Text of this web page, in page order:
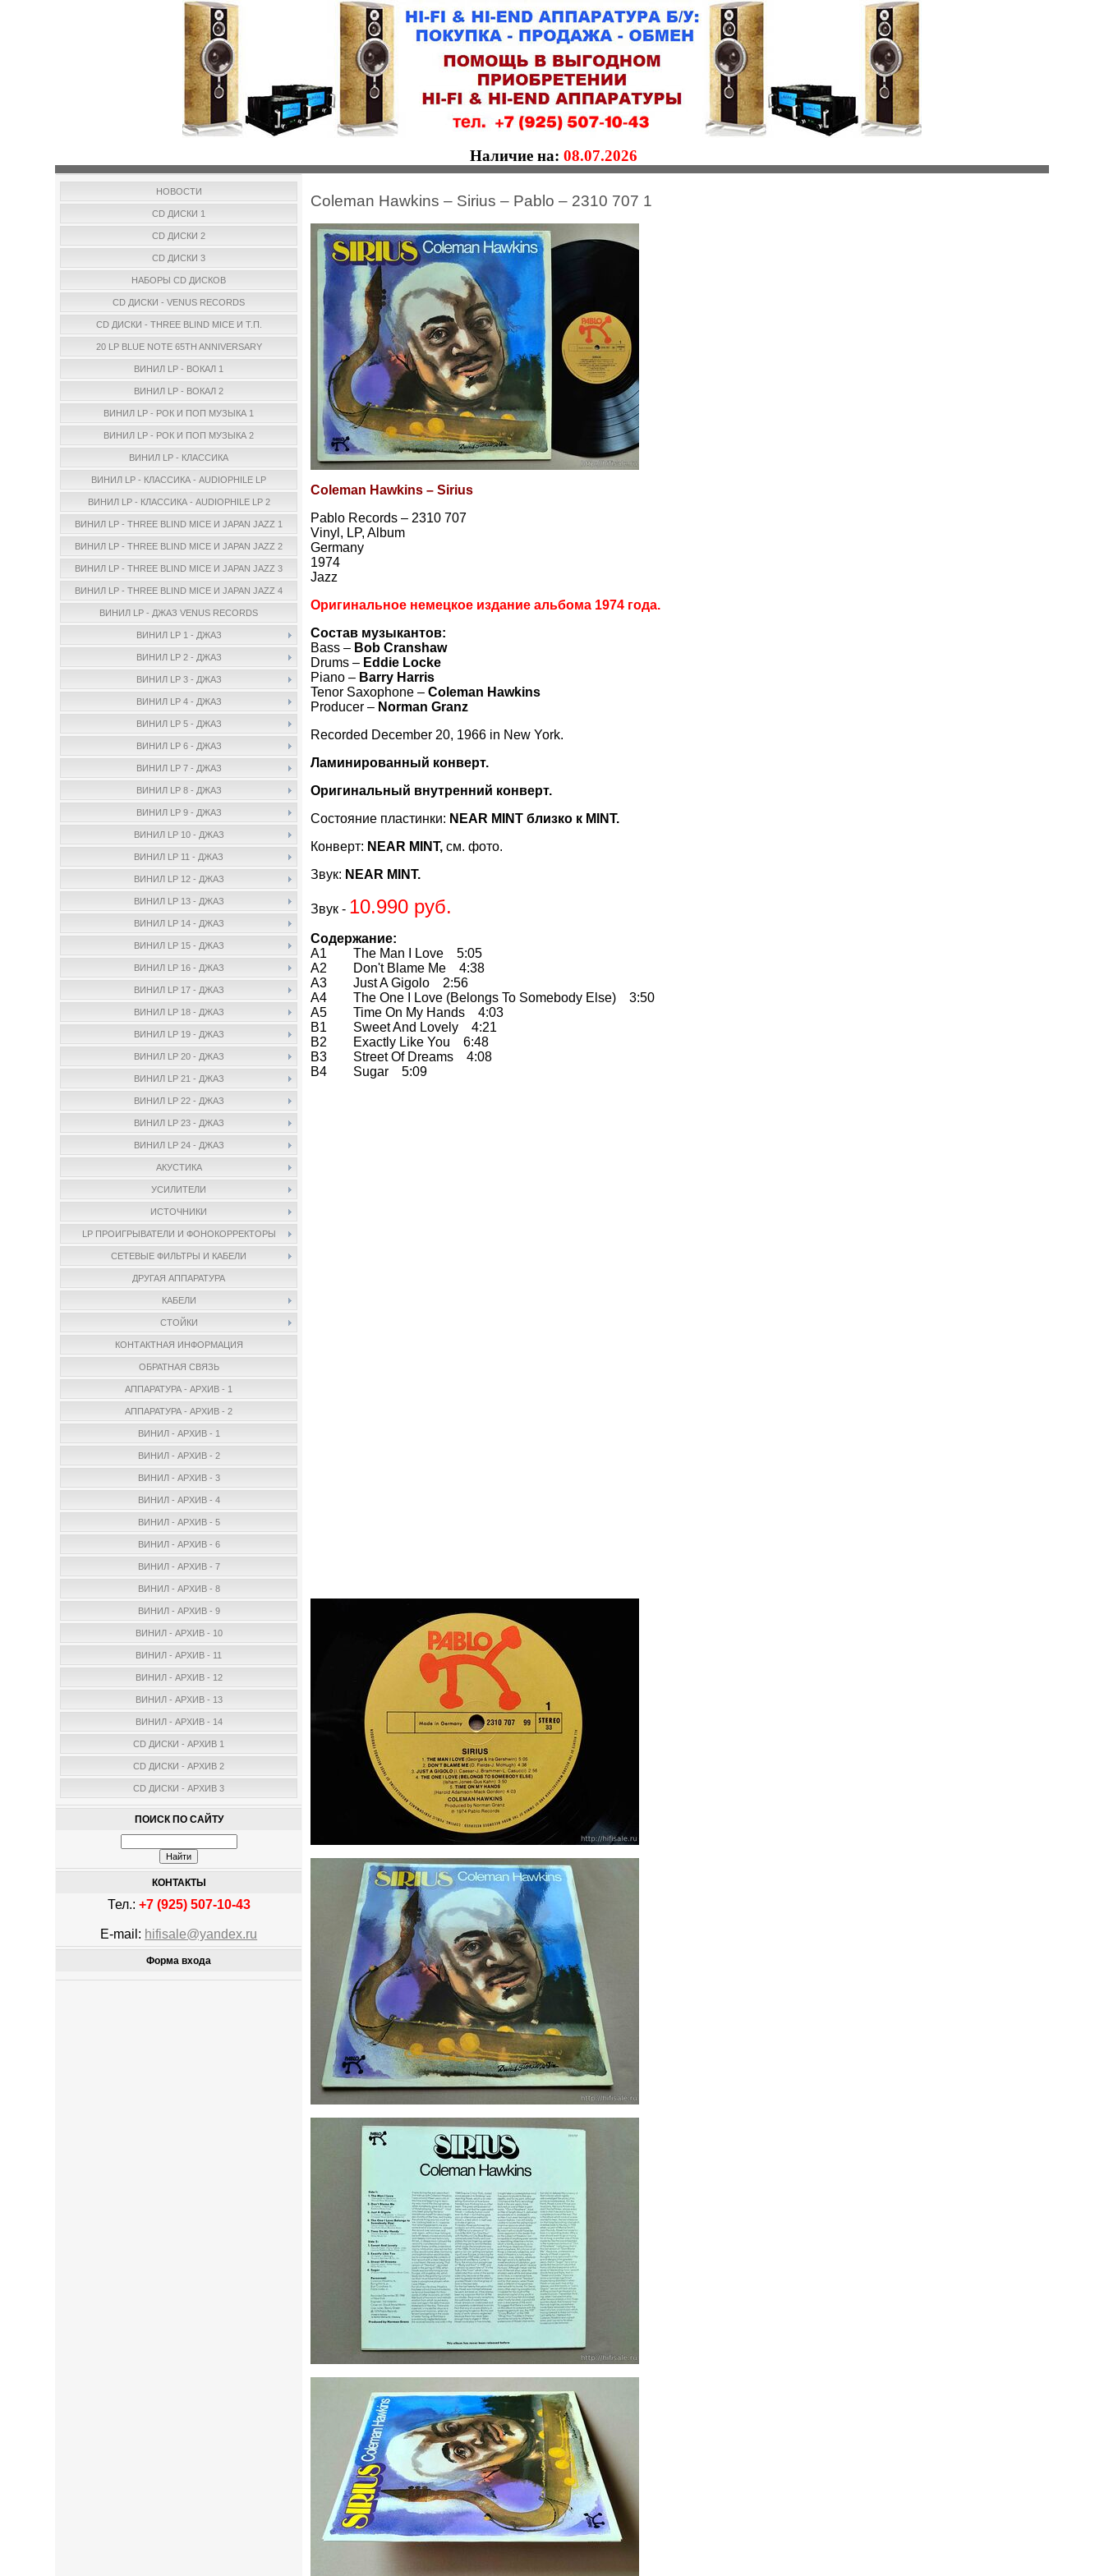
Наличие на: 08.07.2026
НОВОСТИ
CD ДИСКИ 1
CD ДИСКИ 2
CD ДИСКИ 3
НАБОРЫ CD ДИСКОВ
CD ДИСКИ - VENUS RECORDS
CD ДИСКИ - THREE BLIND MICE И Т.П.
20 LP BLUE NOTE 65TH ANNIVERSARY
ВИНИЛ LP - ВОКАЛ 1
ВИНИЛ LP - ВОКАЛ 2
ВИНИЛ LP - РОК И ПОП МУЗЫКА 1
ВИНИЛ LP - РОК И ПОП МУЗЫКА 2
ВИНИЛ LP - КЛАССИКА
ВИНИЛ LP - КЛАССИКА - AUDIOPHILE LP
ВИНИЛ LP - КЛАССИКА - AUDIOPHILE LP 2
ВИНИЛ LP - THREE BLIND MICE И JAPAN JAZZ 1
ВИНИЛ LP - THREE BLIND MICE И JAPAN JAZZ 2
ВИНИЛ LP - THREE BLIND MICE И JAPAN JAZZ 3
ВИНИЛ LP - THREE BLIND MICE И JAPAN JAZZ 4
ВИНИЛ LP - ДЖАЗ VENUS RECORDS
ВИНИЛ LP 1 - ДЖАЗ
ВИНИЛ LP 2 - ДЖАЗ
ВИНИЛ LP 3 - ДЖАЗ
ВИНИЛ LP 4 - ДЖАЗ
ВИНИЛ LP 5 - ДЖАЗ
ВИНИЛ LP 6 - ДЖАЗ
ВИНИЛ LP 7 - ДЖАЗ
ВИНИЛ LP 8 - ДЖАЗ
ВИНИЛ LP 9 - ДЖАЗ
ВИНИЛ LP 10 - ДЖАЗ
ВИНИЛ LP 11 - ДЖАЗ
ВИНИЛ LP 12 - ДЖАЗ
ВИНИЛ LP 13 - ДЖАЗ
ВИНИЛ LP 14 - ДЖАЗ
ВИНИЛ LP 15 - ДЖАЗ
ВИНИЛ LP 16 - ДЖАЗ
ВИНИЛ LP 17 - ДЖАЗ
ВИНИЛ LP 18 - ДЖАЗ
ВИНИЛ LP 19 - ДЖАЗ
ВИНИЛ LP 20 - ДЖАЗ
ВИНИЛ LP 21 - ДЖАЗ
ВИНИЛ LP 22 - ДЖАЗ
ВИНИЛ LP 23 - ДЖАЗ
ВИНИЛ LP 24 - ДЖАЗ
АКУСТИКА
УСИЛИТЕЛИ
ИСТОЧНИКИ
LP ПРОИГРЫВАТЕЛИ И ФОНОКОРРЕКТОРЫ
СЕТЕВЫЕ ФИЛЬТРЫ И КАБЕЛИ
ДРУГАЯ АППАРАТУРА
КАБЕЛИ
СТОЙКИ
КОНТАКТНАЯ ИНФОРМАЦИЯ
ОБРАТНАЯ СВЯЗЬ
АППАРАТУРА - АРХИВ - 1
АППАРАТУРА - АРХИВ - 2
ВИНИЛ - АРХИВ - 1
ВИНИЛ - АРХИВ - 2
ВИНИЛ - АРХИВ - 3
ВИНИЛ - АРХИВ - 4
ВИНИЛ - АРХИВ - 5
ВИНИЛ - АРХИВ - 6
ВИНИЛ - АРХИВ - 7
ВИНИЛ - АРХИВ - 8
ВИНИЛ - АРХИВ - 9
ВИНИЛ - АРХИВ - 10
ВИНИЛ - АРХИВ - 11
ВИНИЛ - АРХИВ - 12
ВИНИЛ - АРХИВ - 13
ВИНИЛ - АРХИВ - 14
CD ДИСКИ - АРХИВ 1
CD ДИСКИ - АРХИВ 2
CD ДИСКИ - АРХИВ 3
ПОИСК ПО САЙТУ
КОНТАКТЫ
Тел.: +7 (925) 507-10-43
E-mail: hifisale@yandex.ru
Форма входа
Coleman Hawkins – Sirius – Pablo – 2310 707 1
Coleman Hawkins – Sirius
Pablo Records – 2310 707
Vinyl, LP, Album
Germany
1974
Jazz
Оригинальное немецкое издание альбома 1974 года.
Состав музыкантов:
Bass – Bob Cranshaw
Drums – Eddie Locke
Piano – Barry Harris
Tenor Saxophone –Coleman Hawkins
Producer – Norman Granz
Recorded December 20, 1966 in New York.
Ламинированный конверт.
Оригинальный внутренний конверт.
Состояние пластинки: NEAR MINT близко к MINT.
Конверт: NEAR MINT,см. фото.
Звук: NEAR MINT.
Звук - 10.990 руб.
Содержание:
A1 The Man I Love 5:05
A2 Don't Blame Me 4:38
A3 Just A Gigolo 2:56
A4 The One I Love (Belongs To Somebody Else) 3:50
A5 Time On My Hands 4:03
B1 Sweet And Lovely 4:21
B2 Exactly Like You 6:48
B3 Street Of Dreams 4:08
B4 Sugar 5:09